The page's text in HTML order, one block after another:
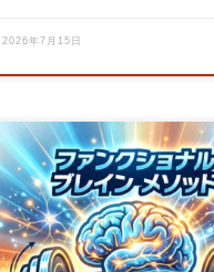
2026年7月15日
町田のパーソナルトレーニン